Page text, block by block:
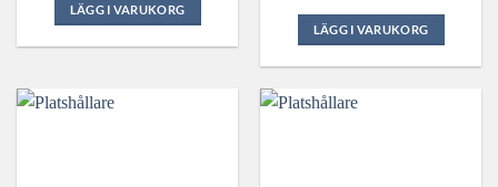
LÄGG I VARUKORG
LÄGG I VARUKORG